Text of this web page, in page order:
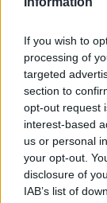
If you wish to
processing of
targeted
section to
opt-out request
interest-based
us or personal
your opt-out.
disclosure of
IAB’s list of
A szabály
tehetségek
A
utánpótlás-